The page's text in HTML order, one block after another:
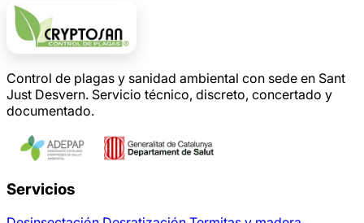
Control de plagas y sanidad ambiental con sede en Sant
Just Desvern. Servicio técnico, discreto, concertado y
documentado.
Servicios